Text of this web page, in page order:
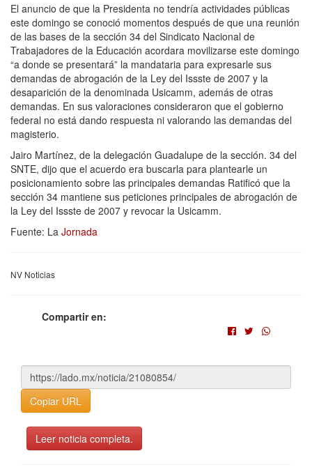
El anuncio de que la Presidenta no tendría actividades públicas
este domingo se conoció momentos después de que una reunión
de las bases de la sección 34 del Sindicato Nacional de
Trabajadores de la Educación acordara movilizarse este domingo
“a donde se presentará” la mandataria para expresarle sus
demandas de abrogación de la Ley del Issste de 2007 y la
desaparición de la denominada Usicamm, además de otras
demandas. En sus valoraciones consideraron que el gobierno
federal no está dando respuesta ni valorando las demandas del
magisterio.
Jairo Martínez, de la delegación Guadalupe de la sección. 34 del
SNTE, dijo que el acuerdo era buscarla para plantearle un
posicionamiento sobre las principales demandas Ratificó que la
sección 34 mantiene sus peticiones principales de abrogación de
la Ley del Issste de 2007 y revocar la Usicamm.
Fuente: La Jornada
NV Noticias
Compartir en:
Copiar URL
Leer noticia completa.